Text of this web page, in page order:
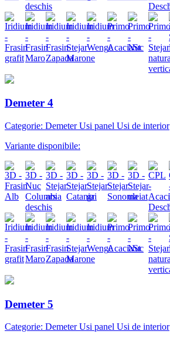
Demeter 4
Categorie: Demeter Usi panel Usi de interior
Variante disponibile:
Demeter 5
Categorie: Demeter Usi panel Usi de interior